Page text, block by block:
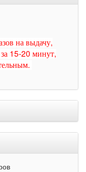
на выдачу,
15-20 минут,